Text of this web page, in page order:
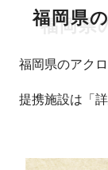
福岡県
福岡県のアク
提携施設は「